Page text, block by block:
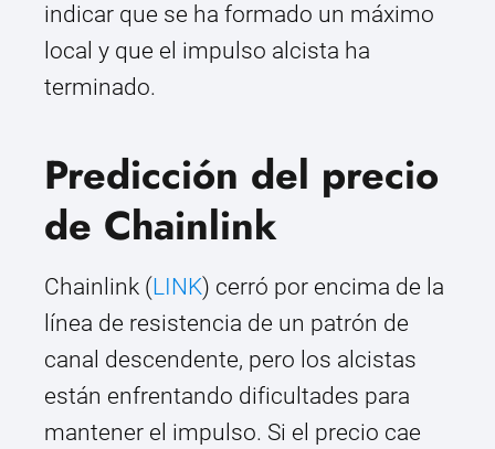
indicar que se ha formado un máximo
local y que el impulso alcista ha
terminado.
Predicción del precio
de Chainlink
Chainlink (LINK) cerró por encima de la
línea de resistencia de un patrón de
canal descendente, pero los alcistas
están enfrentando dificultades para
mantener el impulso. Si el precio cae